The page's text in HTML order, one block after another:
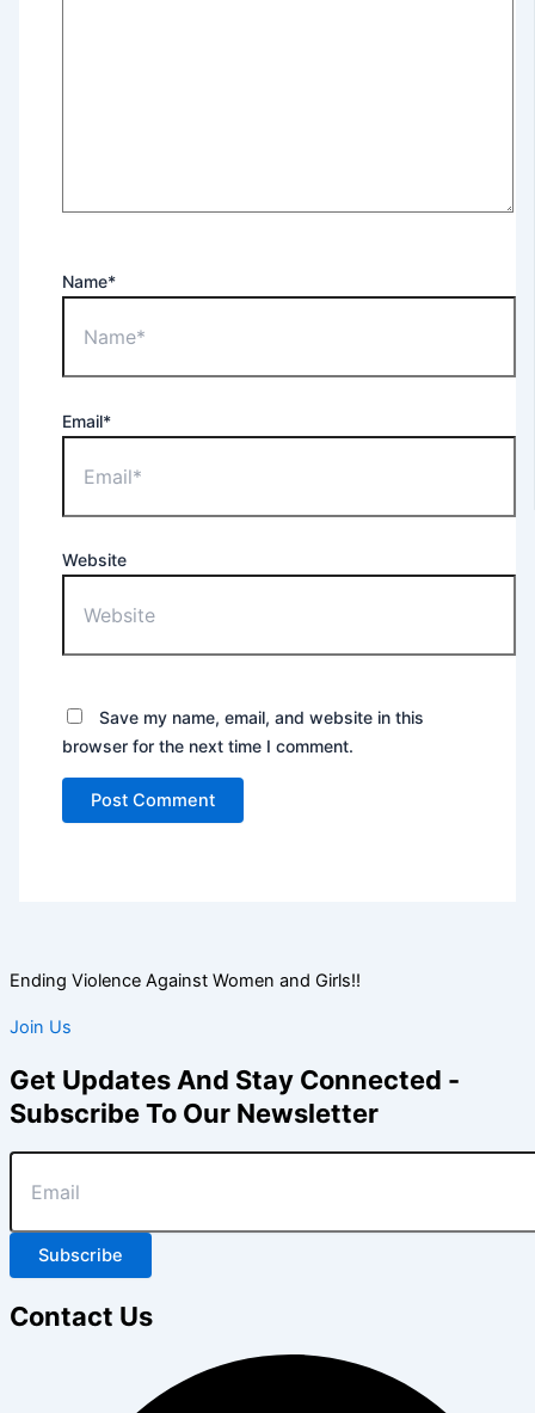
Name*
Email*
Website
Save my name, email, and website in this
browser for the next time I comment.
Ending Violence Against Women and Girls!!
Join Us
Get Updates And Stay Connected -
Subscribe To Our Newsletter
Subscribe
Contact Us